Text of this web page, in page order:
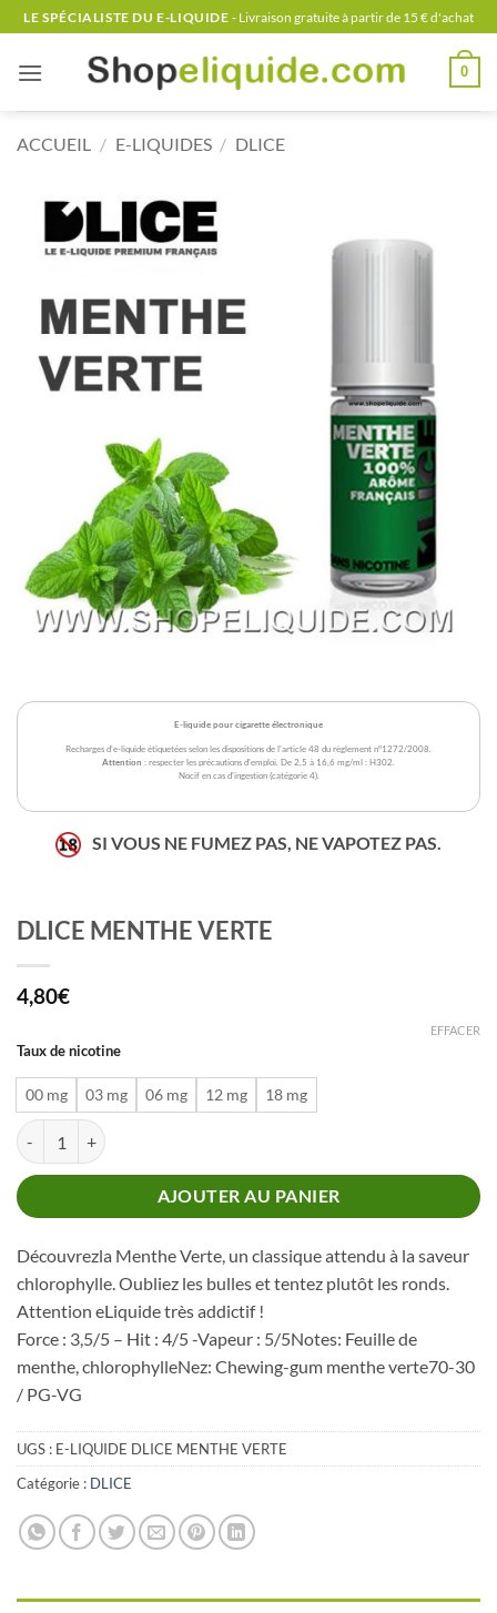
Passer
au
contenu
LE SPÉCIALISTE DU E-LIQUIDE - Livraison gratuite à partir de 15 € d'achat
0
ACCUEIL / E-LIQUIDES / DLICE
E-liquide pour cigarette électronique
Recharges d'e-liquide étiquetées selon les dispositions de l'article 48 du règlement n°1272/2008.
Attention : respecter les précautions d'emploi. De 2,5 à 16,6 mg/ml : H302.
Nocif en cas d'ingestion (catégorie 4).
SI VOUS NE FUMEZ PAS, NE VAPOTEZ PAS.
DLICE MENTHE VERTE
4,80€
Taux de nicotine
00 mg 03 mg 06 mg 12 mg 18 mg
EFFACER
quantité de DLICE MENTHE VERTE
AJOUTER AU PANIER
Découvrezla Menthe Verte, un classique attendu à la saveur
chlorophylle. Oubliez les bulles et tentez plutôt les ronds.
Attention eLiquide très addictif !
Force : 3,5/5 – Hit : 4/5 -Vapeur : 5/5Notes: Feuille de
menthe, chlorophylleNez: Chewing-gum menthe verte70-30
/ PG-VG
UGS : E-LIQUIDE DLICE MENTHE VERTE
Catégorie : DLICE